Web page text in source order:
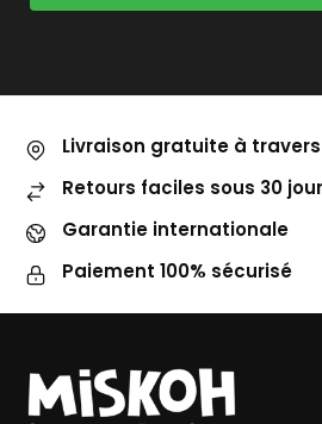
Livraison gratuite à
Retours faciles sous 30
Garantie internationale
Paiement 100% sécurisé